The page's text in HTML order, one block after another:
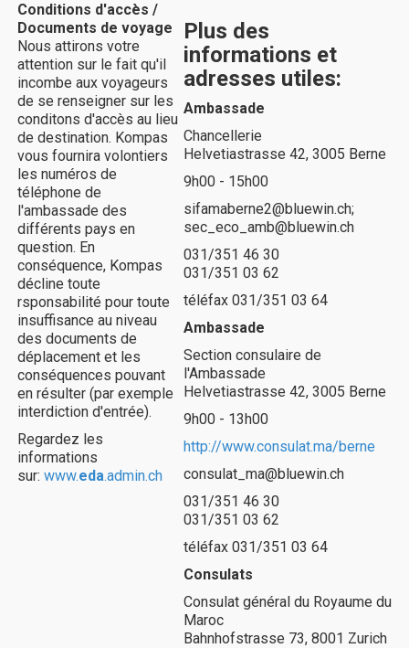
Conditions d'accès /
Documents de voyage
Nous attirons votre
attention sur le fait qu'il
incombe aux voyageurs
de se renseigner sur les
conditons d'accès au lieu
de destination. Kompas
vous fournira volontiers
les numéros de
téléphone de
l'ambassade des
différents pays en
question. En
conséquence, Kompas
décline toute
rsponsabilité pour toute
insuffisance au niveau
des documents de
déplacement et les
conséquences pouvant
en résulter (par exemple
interdiction d'entrée).
Regardez les
informations
sur: www.eda.admin.ch
Plus des
informations et
adresses utiles:
Ambassade
Chancellerie
Helvetiastrasse 42, 3005 Berne
9h00 - 15h00
sifamaberne2@bluewin.ch;
sec_eco_amb@bluewin.ch
031/351 46 30
031/351 03 62
téléfax 031/351 03 64
Ambassade
Section consulaire de
l'Ambassade
Helvetiastrasse 42, 3005 Berne
9h00 - 13h00
http://www.consulat.ma/berne
consulat_ma@bluewin.ch
031/351 46 30
031/351 03 62
téléfax 031/351 03 64
Consulats
Consulat général du Royaume du
Maroc
Bahnhofstrasse 73, 8001 Zurich